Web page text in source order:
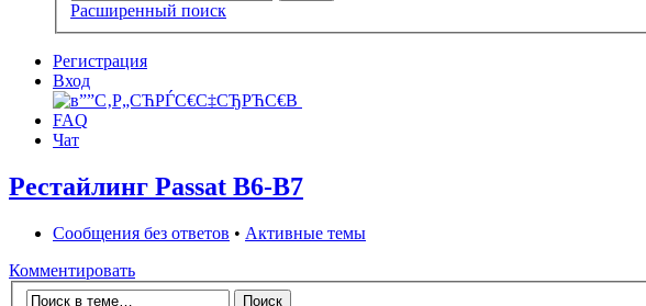
Расширенный поиск
Регистрация
Вход
FAQ
Чат
Рестайлинг Passat B6-B7
Сообщения без ответов • Активные темы
Комментировать